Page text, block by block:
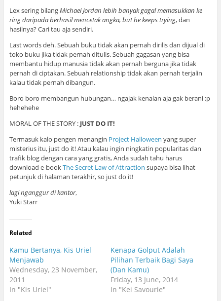
Lex sering bilangMichael Jordan lebih banyak gagal memasukkan ke
ring daripada berhasil mencetak angka, but he keeps trying, dan
hasilnya? Cari tau aja sendiri.
Last words deh. Sebuah buku tidak akan pernah dirilis dan dijual di
toko buku jika tidak pernah ditulis. Sebuah gagasan yang bisa
membantu hidup manusia tidak akan pernah berguna jika tidak
pernah di ciptakan. Sebuah relationship tidak akan pernah terjalin
kalau tidak pernah dibangun.
Boro boro membangun hubungan… ngajak kenalan aja gak berani :p
hehehehe
MORAL OF THE STORY : JUST DO IT!
Termasuk kalo pengen menangin Project Halloween yang super
misterius itu, just do it! Atau kalau ingin ningkatin popularitas dan
trafik blog dengan cara yang gratis, Anda sudah tahu harus
download e-bookThe Secret Law of Attraction supaya bisa lihat
petunjuk di halaman terakhir, so just do it!
lagi nganggurdi kantor,
Yuki Starr
Related
Kamu Bertanya, Kis Uriel
Menjawab
Wednesday, 23 November,
2011
In "Kis Uriel"
Kenapa Golput Adalah
Pilihan Terbaik Bagi Saya
(Dan Kamu)
Friday, 13 June, 2014
In "Kei Savourie"